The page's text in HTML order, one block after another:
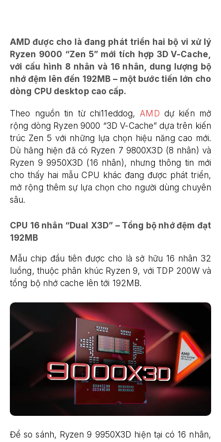
AMD được cho là đang phát triển hai bộ vi xử lý
Ryzen 9000 “Zen 5” mới tích hợp 3D V-Cache,
với cấu hình 8 nhân và 16 nhân, dung lượng bộ
nhớ đệm lên đến 192MB – một bước tiến lớn cho
dòng CPU desktop cao cấp.
Theo nguồn tin từ chi11eddog, AMD dự kiến mở
rộng dòng Ryzen 9000 “3D V-Cache” dựa trên kiến
trúc Zen 5 với những lựa chọn hiệu năng cao mới.
Dù hãng hiện đã có Ryzen 7 9800X3D (8 nhân) và
Ryzen 9 9950X3D (16 nhân), nhưng thông tin mới
cho thấy hai mẫu CPU khác đang được phát triển,
mở rộng thêm sự lựa chọn cho người dùng chuyên
sâu.
CPU 16 nhân “Dual X3D” – Tổng bộ nhớ đệm đạt
192MB
Mẫu chip đầu tiên được cho là sở hữu 16 nhân 32
luồng, thuộc phân khúc Ryzen 9, với TDP 200W và
tổng bộ nhớ cache lên tới 192MB.
Để so sánh, Ryzen 9 9950X3D hiện tại có 16 nhân,